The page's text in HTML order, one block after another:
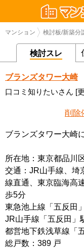
マンション 検討板/新築分
検討スレ
ブランズタワー大崎
口コミ知りたいさん [
削除
ブランズタワー大崎
所在地：東京都品川
交通：JR山手線、埼
線直通、東京臨海高
歩5分
東急池上線「五反田
JR山手線「五反田
都営地下鉄浅草線「
総戸数：389 戸